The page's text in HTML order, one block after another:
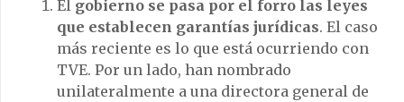
El gobierno se pasa por el forro las leyes
que establecen garantías jurídicas. El caso
más reciente es lo que está ocurriendo con
TVE. Por un lado, han nombrado
unilateralmente a una directora general de